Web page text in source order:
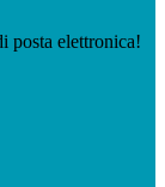
posta elettronica!